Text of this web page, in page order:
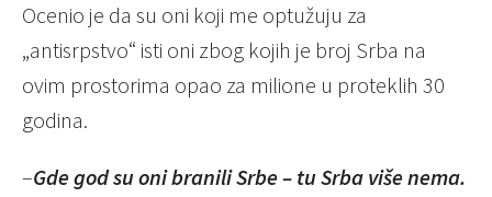
Ocenio je da su oni koji me optužuju za
„antisrpstvo“ isti oni zbog kojih je broj Srba na
ovim prostorima opao za milione u proteklih 30
godina.
–Gde god su oni branili Srbe – tu Srba više nema.